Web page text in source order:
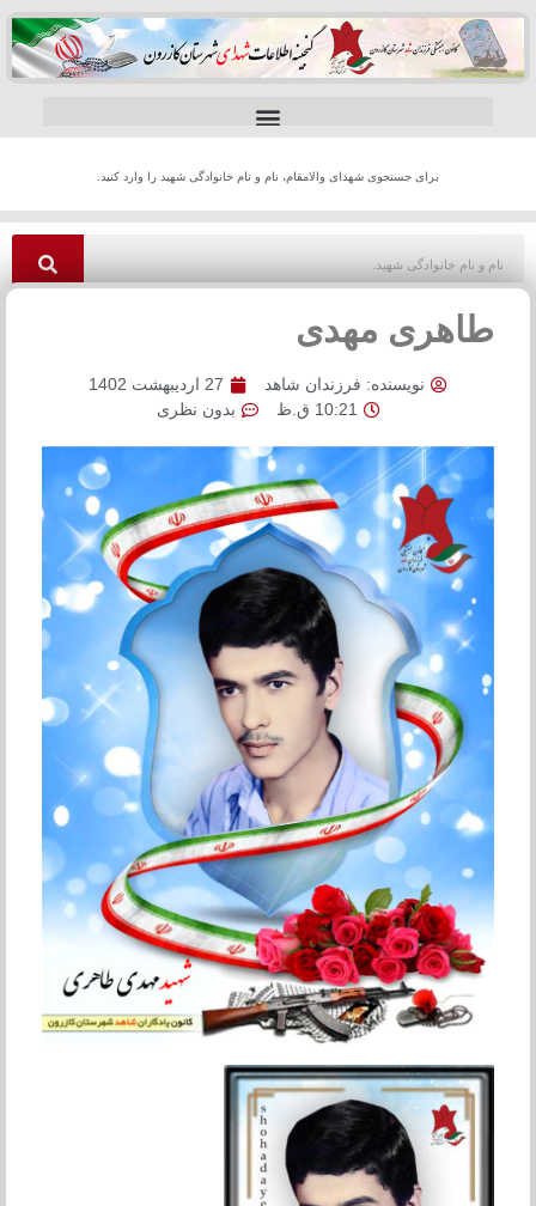
برای جستجوی شهدای والامقام، نام و نام خانوادگی شهید را وارد کنید.
طاهری مهدی
نویسنده: فرزندان شاهد
27 اردیبهشت 1402
10:21 ق.ظ
بدون نظری